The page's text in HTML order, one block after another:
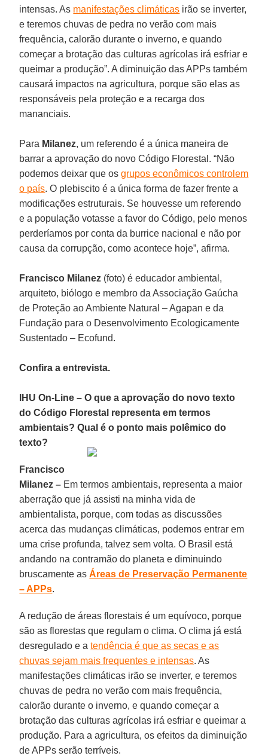
intensas. As manifestações climáticas irão se inverter,
e teremos chuvas de pedra no verão com mais
frequência, calorão durante o inverno, e quando
começar a brotação das culturas agrícolas irá esfriar e
queimar a produção”. A diminuição das APPs também
causará impactos na agricultura, porque são elas as
responsáveis pela proteção e a recarga dos
mananciais.
Para Milanez, um referendo é a única maneira de
barrar a aprovação do novo Código Florestal. “Não
podemos deixar que osgrupos econômicos controlem
o país. O plebiscito é a única forma de fazer frente a
modificações estruturais. Se houvesse um referendo
e a população votasse a favor do Código, pelo menos
perderíamos por conta da burrice nacional e não por
causa da corrupção, como acontece hoje”, afirma.
Francisco Milanez (foto) é educador ambiental,
arquiteto, biólogo e membro da Associação Gaúcha
de Proteção ao Ambiente Natural – Agapan e da
Fundação para o Desenvolvimento Ecologicamente
Sustentado – Ecofund.
Confira a entrevista.
IHU On-Line– O que a aprovação do novo texto
do Código Florestal representa em termos
ambientais? Qual é o ponto mais polêmico do
texto?
Francisco
Milanez– Em termos ambientais, representa a maior
aberração que já assisti na minha vida de
ambientalista, porque, com todas as discussões
acerca das mudanças climáticas, podemos entrar em
uma crise profunda, talvez sem volta. O Brasil está
andando na contramão do planeta e diminuindo
bruscamente asÁreas de Preservação Permanente
– APPs.
A redução de áreas florestais é um equívoco, porque
são as florestas que regulam o clima. O clima já está
desregulado e atendência é que as secas e as
chuvas sejam mais frequentes e intensas. As
manifestações climáticas irão se inverter, e teremos
chuvas de pedra no verão com mais frequência,
calorão durante o inverno, e quando começar a
brotação das culturas agrícolas irá esfriar e queimar a
produção. Para a agricultura, os efeitos da diminuição
de APPs serão terríveis.